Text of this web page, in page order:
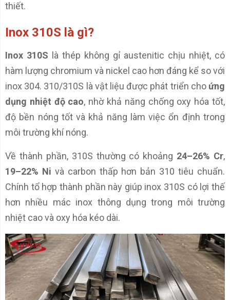
thiết.
Inox 310S là gì?
Inox 310S là thép không gỉ austenitic chịu nhiệt, có
hàm lượng chromium và nickel cao hơn đáng kể so với
inox 304. 310/310S là vật liệu được phát triển cho ứng
dụng nhiệt độ cao, nhờ khả năng chống oxy hóa tốt,
độ bền nóng tốt và khả năng làm việc ổn định trong
môi trường khí nóng.
Về thành phần, 310S thường có khoảng 24–26% Cr,
19–22% Ni và carbon thấp hơn bản 310 tiêu chuẩn.
Chính tổ hợp thành phần này giúp inox 310S có lợi thế
hơn nhiều mác inox thông dụng trong môi trường
nhiệt cao và oxy hóa kéo dài.